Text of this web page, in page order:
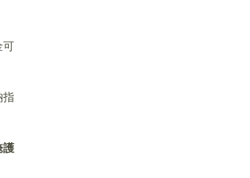
可
指
護